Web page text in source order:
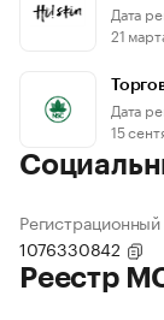
Дата
21
Дата
15
1076330842
Реестр